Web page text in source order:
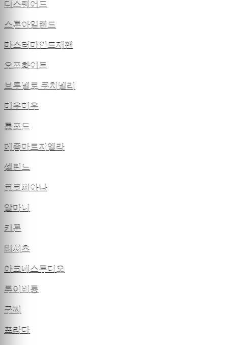
디스퀘어드
스톤아일랜드
마스터마인드재팬
오프화이트
브루넬로 쿠치넬리
미우미우
톰포드
메종마르지엘라
셀린느
로로피아나
알마니
키톤
티셔츠
아크네스튜디오
루이비통
구찌
프라다